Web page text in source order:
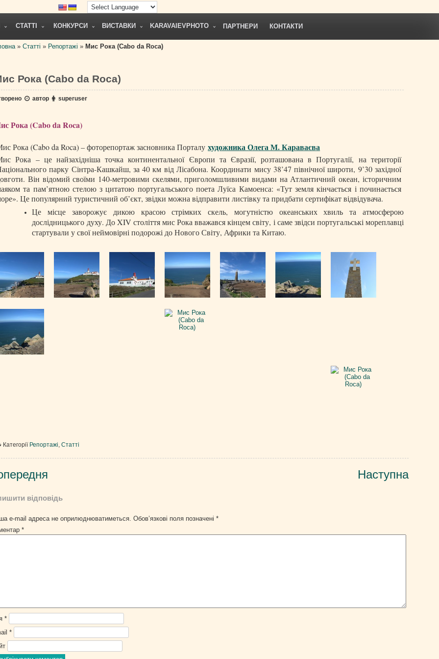
СТАТТІ КОНКУРСИ ВИСТАВКИ KARAVAIEVPHOTO ПАРТНЕРИ КОНТАКТИ
»Статті » Репортажі » Мис Рока (Cabo da Roca)
Рока (Cabo da Roca)
автор superuser
Рока (Cabo da Roca)
Рока (Cabo da Roca) – фоторепортаж засновника Порталухудожника Олега М. Караваєва
Рока – це найзахідніша точка континентальної Європи та Євразії, розташована в Португалії, на території
парку Сінтра-Кашкайш, за 40 км від Лісабона. Координати мису 38’47 північної широти, 9’30 західної
Він відомий своїми 140-метровими скелями, приголомшливими видами на Атлантичний океан, історичним
та пам’ятною стелою з цитатою португальського поета Луїса Камоенса: «Тут земля кінчається і починається
Це популярний туристичний об’єкт, звідки можна відправити листівку та придбати сертифікат відвідувача.
Це місце заворожує дикою красою стрімких скель, могутністю океанських хвиль та атмосферою
дослідницького духу. До XIV століття мис Рока вважався кінцем світу, і саме звідси португальські мореплавці
стартували у свої неймовірні подорожі до Нового Світу, Африки та Китаю.
Категорії Репортажі Статті
Наступна
відповідь
e-mail адреса не оприлюднюватиметься. Обов’язкові поля позначені*
*
*
*